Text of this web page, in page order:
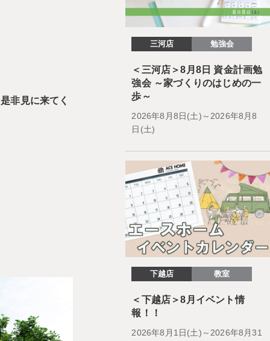
非見に来てく
三河店 勉強会
＜三河店＞8月8日 資金計画勉
強会 ～家づくりのはじめの一
歩～
2026年8月8日(土)～2026年8月8
日(土)
下越店 教室
＜下越店＞8月イベント情
報！！
2026年8月1日(土)～2026年8月31